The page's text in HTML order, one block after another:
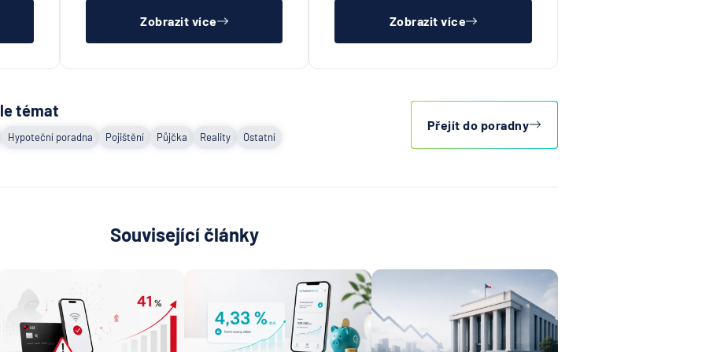
Zobrazit více Zobrazit více
témat
Hypoteční poradna Pojištění Půjčka Reality Ostatní
Přejít do poradny
Související články